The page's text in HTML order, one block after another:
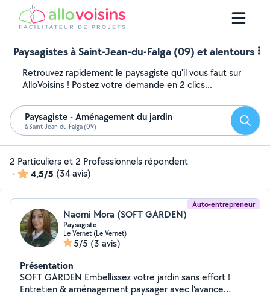
Paysagistes à Saint-Jean-du-Falga (09) et alentours
Retrouvez rapidement le paysagiste qu'il vous faut sur
AlloVoisins ! Postez votre demande en 2 clics...
Paysagiste - Aménagement du jardin
à Saint-Jean-du-Falga (09)
2 Particuliers et 2 Professionnels répondent
-
4,5/5 (34 avis)
Auto-entrepreneur
Naomi Mora (SOFT GARDEN)
Paysagiste
Le Vernet (Le Vernet)
5/5 (3 avis)
Présentation
SOFT GARDEN Embellissez votre jardin sans effort !
Entretien & aménagement paysager avec l'avance